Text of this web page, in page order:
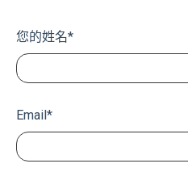
您的姓名*
Email*